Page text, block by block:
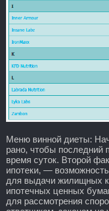
Меню винной диеты:
рано, чтобы последний
время суток. Второй
ипотеки, —
для выдачи жилищных
ипотечных ценных
для рассмотрения